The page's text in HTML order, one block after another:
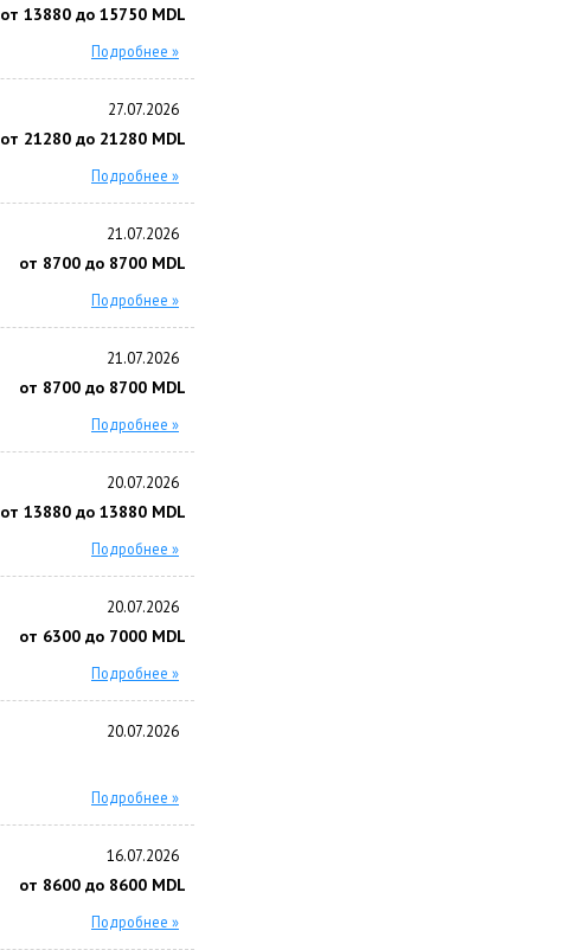
от 13880 до 15750 MDL
Подробнее »
27.07.2026
от 21280 до 21280 MDL
Подробнее »
21.07.2026
от 8700 до 8700 MDL
Подробнее »
21.07.2026
от 8700 до 8700 MDL
Подробнее »
20.07.2026
от 13880 до 13880 MDL
Подробнее »
20.07.2026
от 6300 до 7000 MDL
Подробнее »
20.07.2026
Подробнее »
16.07.2026
от 8600 до 8600 MDL
Подробнее »